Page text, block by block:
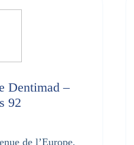
Dentimad –
92
de l’Europe,